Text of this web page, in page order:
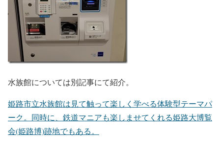
水族館については別記事にて紹介。
姫路市立水族館は見て触って楽しく学べる体験型テーマパ
ーク。同時に、鉄道マニアも楽しませてくれる姫路大博覧
会(姫路博)跡地でもある。